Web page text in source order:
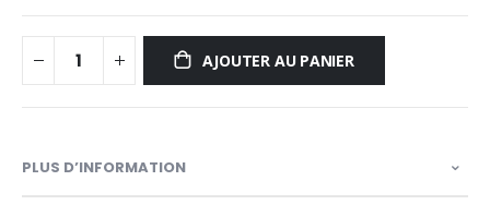
AJOUTER AU PANIER
PLUS D’INFORMATION